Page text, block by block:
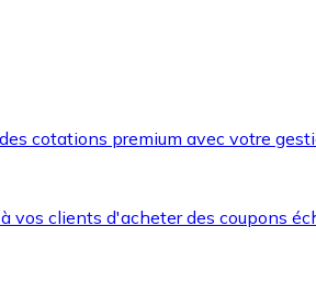
cotations premium avec votre
clients d'acheter des coupons